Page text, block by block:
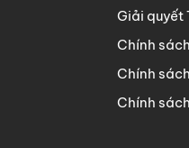
Giải quyết
Chính
Chính
Chính